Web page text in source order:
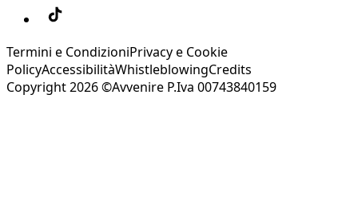
Termini e CondizioniPrivacy e Cookie
PolicyAccessibilitàWhistleblowingCredits
Copyright 2026 ©Avvenire P.Iva 00743840159